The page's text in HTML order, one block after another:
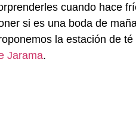
cuando hace
si es una boda de
la estación de té
Jarama.